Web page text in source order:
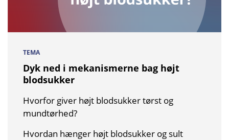
TEMA
Dyk ned i mekanismerne bag højt
blodsukker
Hvorfor giver højt blodsukker tørst og
mundtørhed?
Hvordan hænger højt blodsukker og sult